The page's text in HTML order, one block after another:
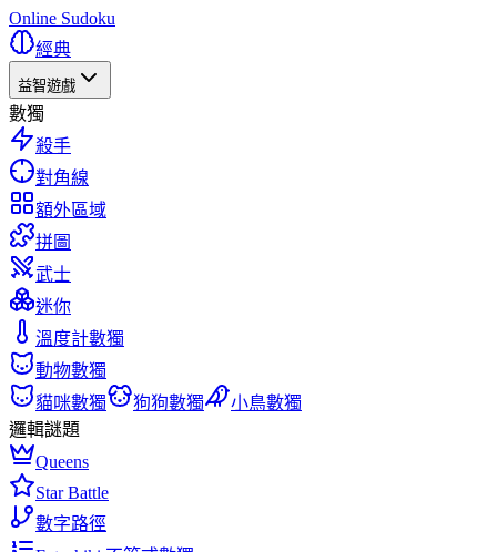
Online Sudoku
經典
益智遊戲
數獨
殺手
對角線
額外區域
拼圖
武士
迷你
溫度計數獨
動物數獨
貓咪數獨
狗狗數獨
小鳥數獨
邏輯謎題
Queens
Star Battle
數字路徑